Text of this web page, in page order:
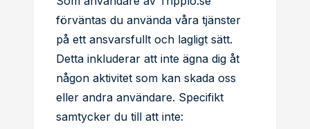
förväntas du använda våra tjänster
på ett ansvarsfullt och lagligt sätt.
Detta inkluderar att inte ägna dig åt
någon aktivitet som kan skada oss
eller andra användare. Specifikt
samtycker du till att inte: